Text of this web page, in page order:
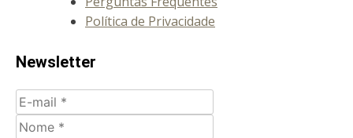
Política de Privacidade
Newsletter
E-
mail
Nome